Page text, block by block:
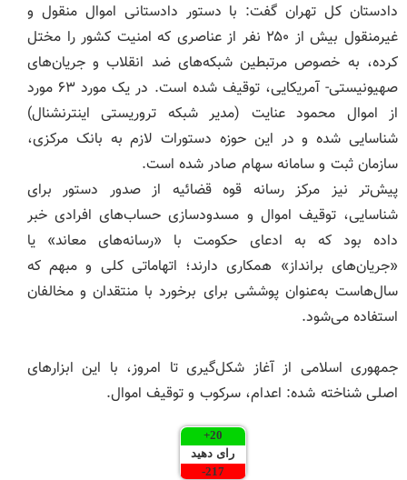
دادستان کل تهران گفت: با دستور دادستانی اموال منقول و
غیرمنقول بیش از ۲۵۰ نفر از عناصری که امنیت کشور را مختل
کرده، به خصوص مرتبطین شبکه‌های ضد انقلاب و جریان‌های
صهیونیستی- آمریکایی، توقیف شده است. در یک مورد ۶۳ مورد
از اموال محمود عنایت (مدیر شبکه تروریستی اینترنشنال)
شناسایی شده و در این حوزه دستورات لازم به بانک مرکزی،
سازمان ثبت و سامانه سهام صادر شده است.
پیش‌تر نیز مرکز رسانه قوه قضائیه از صدور دستور برای
شناسایی، توقیف اموال و مسدودسازی حساب‌های افرادی خبر
داده بود که به ادعای حکومت با «رسانه‌های معاند» یا
«جریان‌های برانداز» همکاری دارند؛ اتهاماتی کلی و مبهم که
سال‌هاست به‌عنوان پوششی برای برخورد با منتقدان و مخالفان
استفاده می‌شود.
جمهوری اسلامی از آغاز شکل‌گیری تا امروز، با این ابزارهای
اصلی شناخته شده: اعدام، سرکوب و توقیف اموال.
20
+
رای دهید
217
-